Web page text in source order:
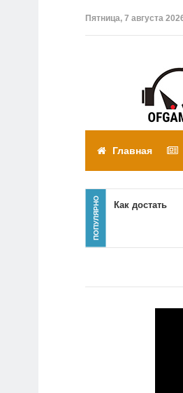
Пятница, 7 августа
Главная
ПОПУЛЯРНО
Прохождение игры Как достать